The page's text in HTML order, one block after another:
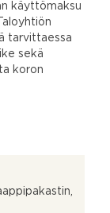
käyttömaksu
tarvittaessa
sekä
koron